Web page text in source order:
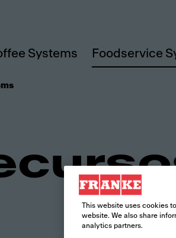
Systems Foodservice
This website uses cookies
website. We also share
analytics partners.